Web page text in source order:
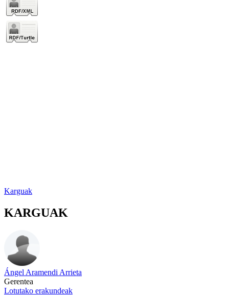
Karguak
KARGUAK
Ángel Aramendi Arrieta
Gerentea
Lotutako erakundeak